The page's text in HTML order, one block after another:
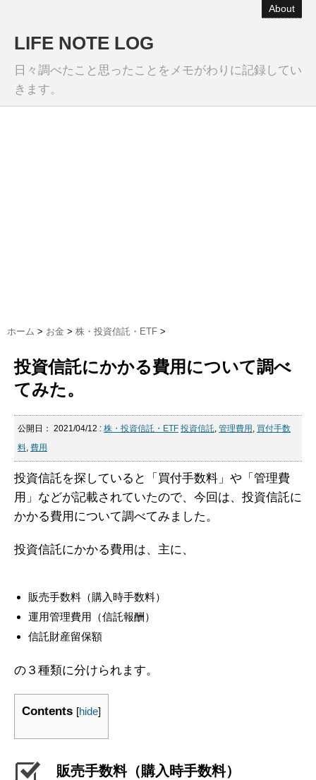
About
LIFE NOTE LOG
日々調べたこと思ったことをメモがわりに記録してい
きます。
ホーム > お金 > 株・投資信託・ETF >
投資信託にかかる費用について調べ
てみた。
公開日： 2021/04/12 : 株・投資信託・ETF 投資信託, 管理費用 , 買付手数
料, 費用
投資信託を探していると「買付手数料」や「管理費
用」などが記載されていたので、今回は、投資信託に
かかる費用について調べてみました。
投資信託にかかる費用は、主に、
販売手数料（購入時手数料）
運用管理費用（信託報酬）
信託財産留保額
の３種類に分けられます。
Contents [hide]
販売手数料（購入時手数料）